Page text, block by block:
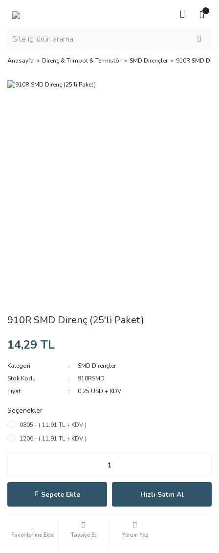
Anasayfa Direnç & Trimpot & Termistör SMD Dirençler 910R SMD
910R SMD Direnç (25'li Paket)
14,29 TL
Kategori
SMD Dirençler
Stok Kodu
910RSMD
Fiyat
0,25 USD + KDV
Seçenekler
0805 - ( 11,91 TL + KDV )
1206 - ( 11,91 TL + KDV )
Sepete Ekle Hızlı Satın Al
Tavsiye Et Yorum Yaz